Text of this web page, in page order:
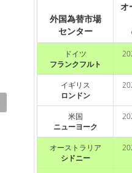
外国為替市場
センター
オ
ドイツ
フランクフルト
イギリス
ロンドン
米国
ニューヨーク
オーストラリア
シドニー